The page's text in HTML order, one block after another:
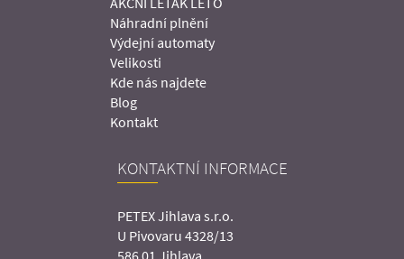
Náhradní plnění
Výdejní automaty
Velikosti
Kde nás najdete
Blog
Kontakt
KONTAKTNÍ INFORMACE
PETEX Jihlava s.r.o.
U Pivovaru 4328/13